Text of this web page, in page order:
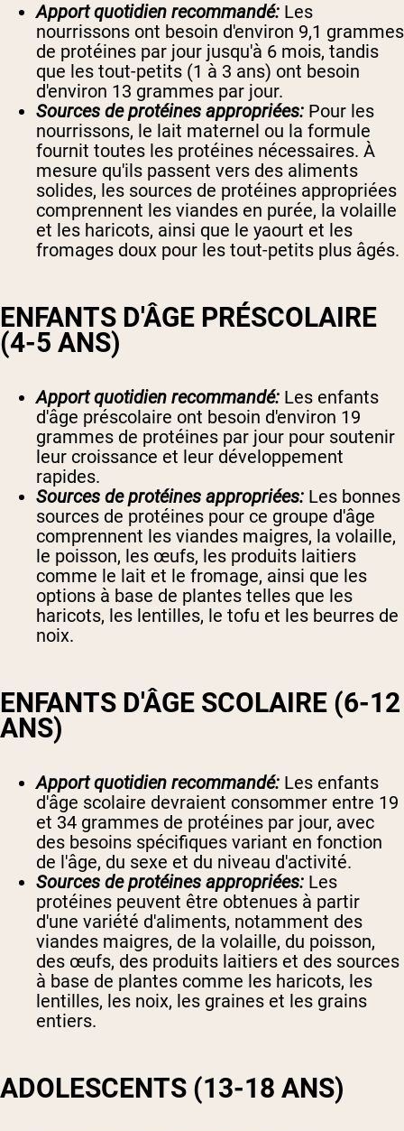
Apport quotidien recommandé: Les
nourrissons ont besoin d'environ 9,1 grammes
de protéines par jour jusqu'à 6 mois, tandis
que les tout-petits (1 à 3 ans) ont besoin
d'environ 13 grammes par jour.
Sources de protéines appropriées: Pour les
nourrissons, le lait maternel ou la formule
fournit toutes les protéines nécessaires. À
mesure qu'ils passent vers des aliments
solides, les sources de protéines appropriées
comprennent les viandes en purée, la volaille
et les haricots, ainsi que le yaourt et les
fromages doux pour les tout-petits plus âgés.
ENFANTS D'ÂGE PRÉSCOLAIRE
(4-5 ANS)
Apport quotidien recommandé: Les enfants
d'âge préscolaire ont besoin d'environ 19
grammes de protéines par jour pour soutenir
leur croissance et leur développement
rapides.
Sources de protéines appropriées: Les bonnes
sources de protéines pour ce groupe d'âge
comprennent les viandes maigres, la volaille,
le poisson, les œufs, les produits laitiers
comme le lait et le fromage, ainsi que les
options à base de plantes telles que les
haricots, les lentilles, le tofu et les beurres de
noix.
ENFANTS D'ÂGE SCOLAIRE (6-12
ANS)
Apport quotidien recommandé: Les enfants
d'âge scolaire devraient consommer entre 19
et 34 grammes de protéines par jour, avec
des besoins spécifiques variant en fonction
de l'âge, du sexe et du niveau d'activité.
Sources de protéines appropriées: Les
protéines peuvent être obtenues à partir
d'une variété d'aliments, notamment des
viandes maigres, de la volaille, du poisson,
des œufs, des produits laitiers et des sources
à base de plantes comme les haricots, les
lentilles, les noix, les graines et les grains
entiers.
ADOLESCENTS (13-18 ANS)